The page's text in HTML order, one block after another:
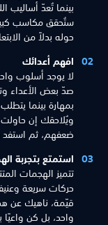
ستُحقق مكاسب
حوله بدلاً من
افهم أعدائك
لا يوجد أسلوب
صدّ بعض الأعداء
بمهارة بينما
ويُلاحقك إن حاولت
ضعفهم، ثم استفد
استمتع بتجربة
تتميز الهجمات
حركات سريعة
قيّمة، ناهيك عن
واحد، بل كن واعيًا